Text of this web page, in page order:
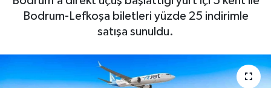
Bodrum-Lefkoşa biletleri yüzde 25 indirimle
satışa sunuldu.
LOJİSTİK
Son Dakika Haberleri